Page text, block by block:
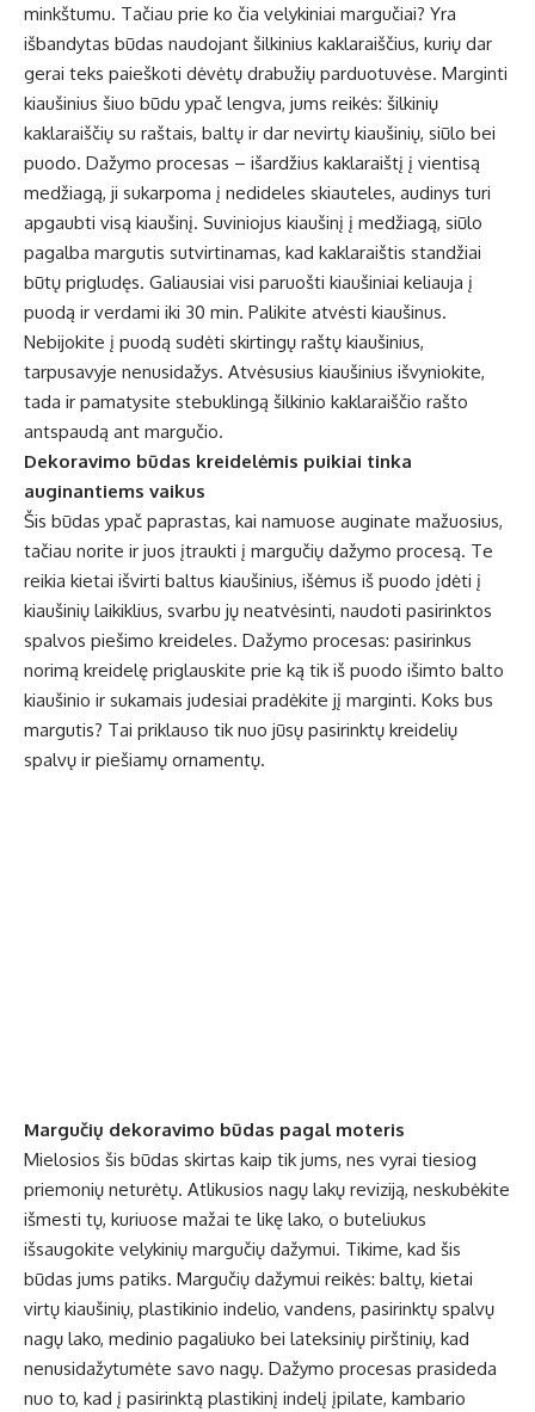
minkštumu. Tačiau prie ko čia velykiniai margučiai? Yra
išbandytas būdas naudojant šilkinius kaklaraiščius, kurių dar
gerai teks paieškoti dėvėtų drabužių parduotuvėse. Marginti
kiaušinius šiuo būdu ypač lengva, jums reikės: šilkinių
kaklaraiščių su raštais, baltų ir dar nevirtų kiaušinių, siūlo bei
puodo. Dažymo procesas – išardžius kaklaraištį į vientisą
medžiagą, ji sukarpoma į nedideles skiauteles, audinys turi
apgaubti visą kiaušinį. Suviniojus kiaušinį į medžiagą, siūlo
pagalba margutis sutvirtinamas, kad kaklaraištis standžiai
būtų prigludęs. Galiausiai visi paruošti kiaušiniai keliauja į
puodą ir verdami iki 30 min. Palikite atvėsti kiaušinus.
Nebijokite į puodą sudėti skirtingų raštų kiaušinius,
tarpusavyje nenusidažys. Atvėsusius kiaušinius išvyniokite,
tada ir pamatysite stebuklingą šilkinio kaklaraiščio rašto
antspaudą ant margučio.
Dekoravimo būdas kreidelėmis puikiai tinka
auginantiems vaikus
Šis būdas ypač paprastas, kai namuose auginate mažuosius,
tačiau norite ir juos įtraukti į margučių dažymo procesą. Te
reikia kietai išvirti baltus kiaušinius, išėmus iš puodo įdėti į
kiaušinių laikiklius, svarbu jų neatvėsinti, naudoti pasirinktos
spalvos piešimo kreideles. Dažymo procesas: pasirinkus
norimą kreidelę priglauskite prie ką tik iš puodo išimto balto
kiaušinio ir sukamais judesiai pradėkite jį marginti. Koks bus
margutis? Tai priklauso tik nuo jūsų pasirinktų kreidelių
spalvų ir piešiamų ornamentų.
Margučių dekoravimo būdas pagal moteris
Mielosios šis būdas skirtas kaip tik jums, nes vyrai tiesiog
priemonių neturėtų. Atlikusios nagų lakų reviziją, neskubėkite
išmesti tų, kuriuose mažai te likę lako, o buteliukus
išsaugokite velykinių margučių dažymui. Tikime, kad šis
būdas jums patiks. Margučių dažymui reikės: baltų, kietai
virtų kiaušinių, plastikinio indelio, vandens, pasirinktų spalvų
nagų lako, medinio pagaliuko bei lateksinių pirštinių, kad
nenusidažytumėte savo nagų. Dažymo procesas prasideda
nuo to, kad į pasirinktą plastikinį indelį įpilate, kambario